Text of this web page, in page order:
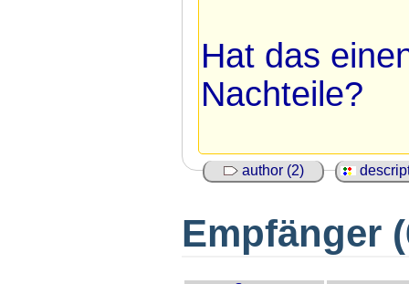
Hat das
Nachteile?
author (2)
Empfänger